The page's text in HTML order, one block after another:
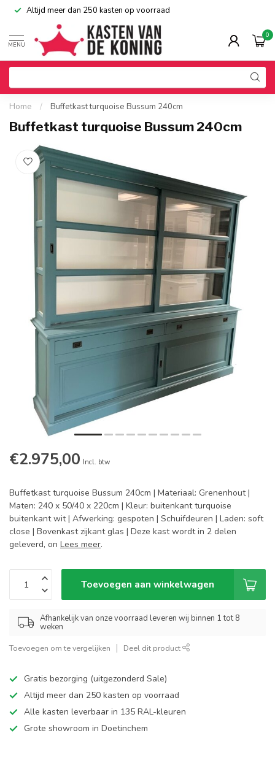
Altijd meer dan 250 kasten op voorraad
MENU
0
Home / Buffetkast turquoise Bussum 240cm
Buffetkast turquoise Bussum 240cm
€2.975,00 Incl. btw
Buffetkast turquoise Bussum 240cm | Materiaal: Grenenhout |
Maten: 240 x 50/40 x 220cm | Kleur: buitenkant turquoise
buitenkant wit | Afwerking: gespoten | Schuifdeuren | Laden: soft
close | Bovenkast zijkant glas | Deze kast wordt in 2 delen
geleverd, on Lees meer.
Toevoegen aan winkelwagen
Afhankelijk van onze voorraad leveren wij binnen 1 tot 8
weken
Toevoegen om te vergelijken Deel dit product
Gratis bezorging (uitgezonderd Sale)
Altijd meer dan 250 kasten op voorraad
Alle kasten leverbaar in 135 RAL-kleuren
Grote showroom in Doetinchem